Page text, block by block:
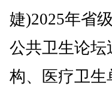
婕)2025年省
公共卫生论
构、医疗卫生